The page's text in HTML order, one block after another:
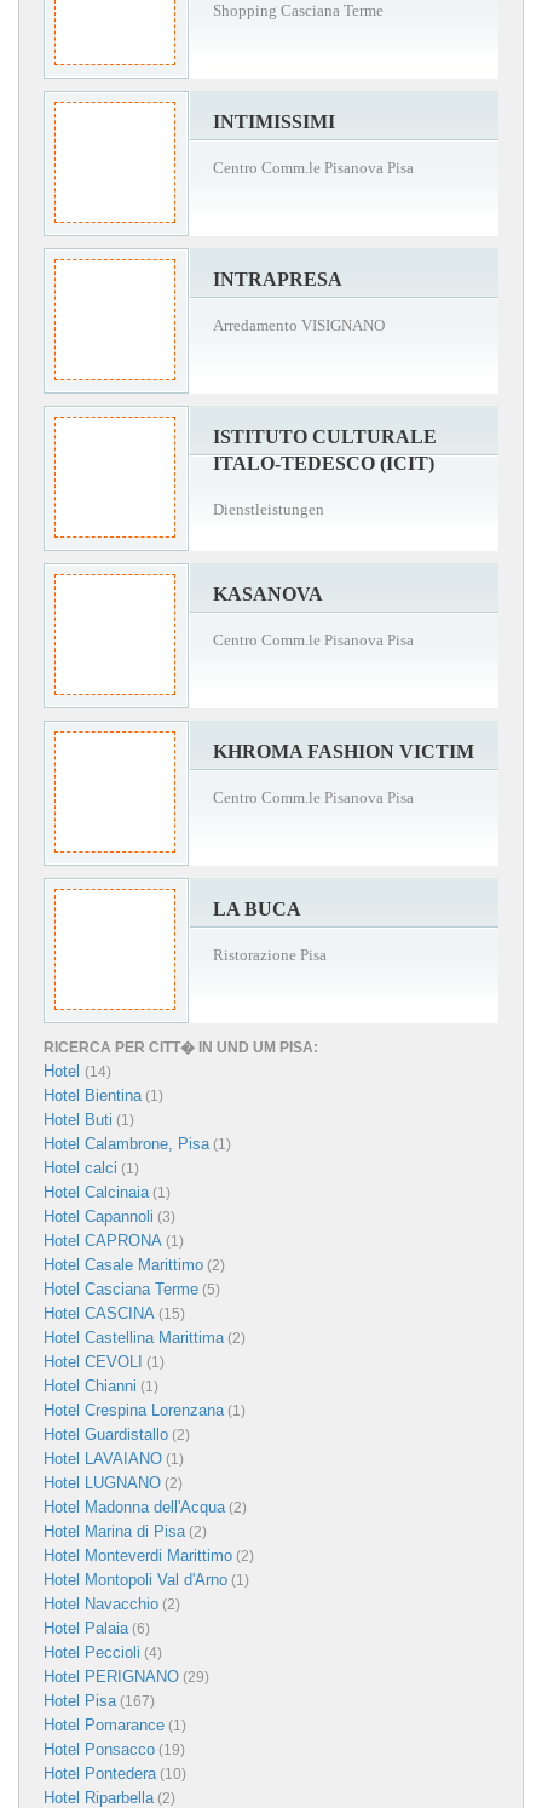
Shopping Casciana Terme
INTIMISSIMI
Centro Comm.le Pisanova Pisa
INTRAPRESA
Arredamento VISIGNANO
ISTITUTO CULTURALE
ITALO-TEDESCO (ICIT)
Dienstleistungen
KASANOVA
Centro Comm.le Pisanova Pisa
KHROMA FASHION VICTIM
Centro Comm.le Pisanova Pisa
LA BUCA
Ristorazione Pisa
RICERCA PER CITT� IN UND UM PISA:
Hotel (14)
Hotel Bientina(1)
Hotel Buti (1)
Hotel Calambrone, Pisa(1)
Hotel calci (1)
Hotel Calcinaia(1)
Hotel Capannoli (3)
Hotel CAPRONA (1)
Hotel Casale Marittimo (2)
Hotel Casciana Terme (5)
Hotel CASCINA (15)
Hotel Castellina Marittima(2)
Hotel CEVOLI (1)
Hotel Chianni (1)
Hotel Crespina Lorenzana(1)
Hotel Guardistallo (2)
Hotel LAVAIANO (1)
Hotel LUGNANO (2)
Hotel Madonna dell'Acqua(2)
Hotel Marina di Pisa(2)
Hotel Monteverdi Marittimo (2)
Hotel Montopoli Val d'Arno (1)
Hotel Navacchio (2)
Hotel Palaia(6)
Hotel Peccioli (4)
Hotel PERIGNANO (29)
Hotel Pisa(167)
Hotel Pomarance (1)
Hotel Ponsacco (19)
Hotel Pontedera(10)
Hotel Riparbella(2)